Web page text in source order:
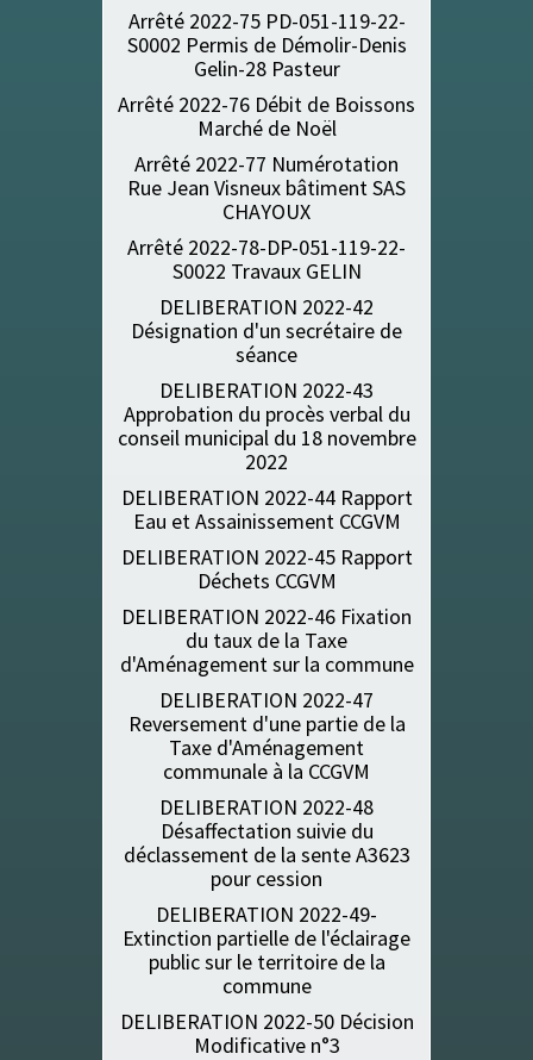
Arrêté 2022-75 PD-051-119-22-
S0002 Permis de Démolir-Denis
Gelin-28 Pasteur
Arrêté 2022-76 Débit de Boissons
Marché de Noël
Arrêté 2022-77 Numérotation
Rue Jean Visneux bâtiment SAS
CHAYOUX
Arrêté 2022-78-DP-051-119-22-
S0022 Travaux GELIN
DELIBERATION 2022-42
Désignation d'un secrétaire de
séance
DELIBERATION 2022-43
Approbation du procès verbal du
conseil municipal du 18 novembre
2022
DELIBERATION 2022-44 Rapport
Eau et Assainissement CCGVM
DELIBERATION 2022-45 Rapport
Déchets CCGVM
DELIBERATION 2022-46 Fixation
du taux de la Taxe
d'Aménagement sur la commune
DELIBERATION 2022-47
Reversement d'une partie de la
Taxe d'Aménagement
communale à la CCGVM
DELIBERATION 2022-48
Désaffectation suivie du
déclassement de la sente A3623
pour cession
DELIBERATION 2022-49-
Extinction partielle de l'éclairage
public sur le territoire de la
commune
DELIBERATION 2022-50 Décision
Modificative n°3